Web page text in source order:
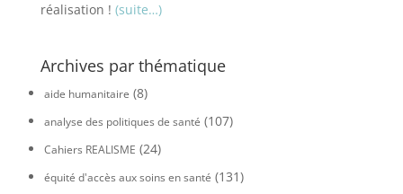
réalisation ! (suite…)
Archives par thématique
aide humanitaire (8)
analyse des politiques de santé (107)
Cahiers REALISME (24)
équité d'accès aux soins en santé (131)